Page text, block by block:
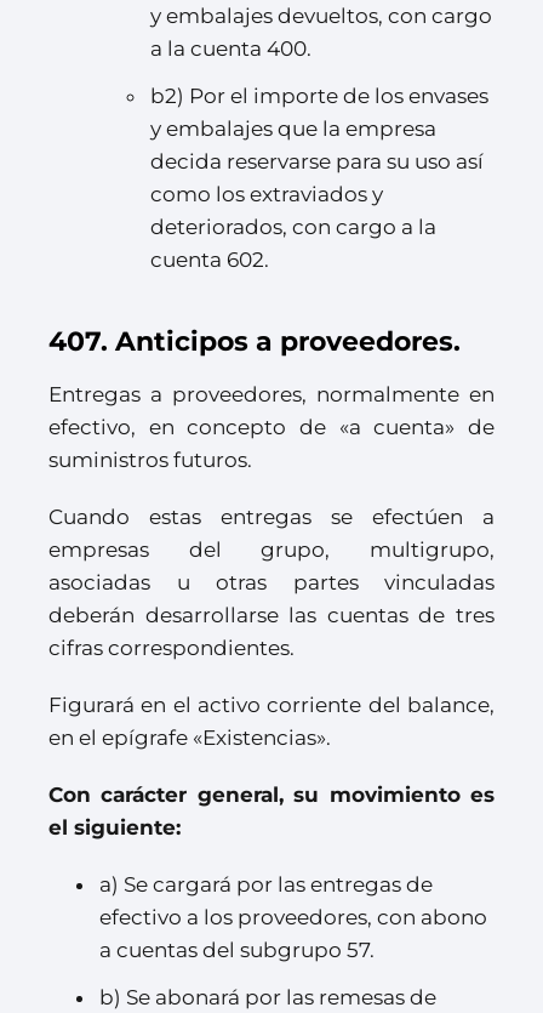
y embalajes devueltos, con cargo
a la cuenta 400.
b2) Por el importe de los envases
y embalajes que la empresa
decida reservarse para su uso así
como los extraviados y
deteriorados, con cargo a la
cuenta 602.
407. Anticipos a proveedores.
Entregas a proveedores, normalmente en
efectivo, en concepto de «a cuenta» de
suministros futuros.
Cuando estas entregas se efectúen a
empresas del grupo, multigrupo,
asociadas u otras partes vinculadas
deberán desarrollarse las cuentas de tres
cifras correspondientes.
Figurará en el activo corriente del balance,
en el epígrafe «Existencias».
Con carácter general, su movimiento es
el siguiente:
a) Se cargará por las entregas de
efectivo a los proveedores, con abono
a cuentas del subgrupo 57.
b) Se abonará por las remesas de